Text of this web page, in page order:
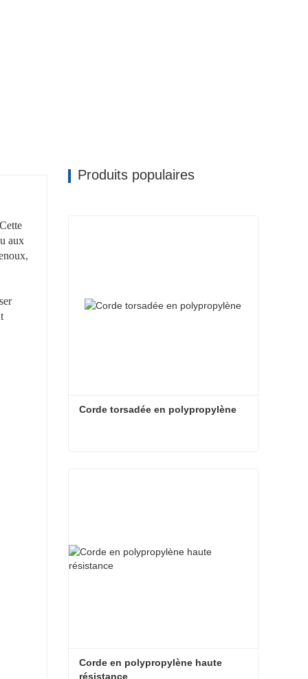
aux
Produits populaires
Corde torsadée en polypropylène
Corde en polypropylène haute
résistance